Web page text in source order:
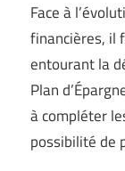
Face à
financières, il
entourant la
Plan
à compléter
possibilité de